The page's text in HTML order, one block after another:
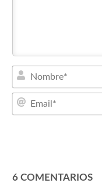
6 COMENTARIOS